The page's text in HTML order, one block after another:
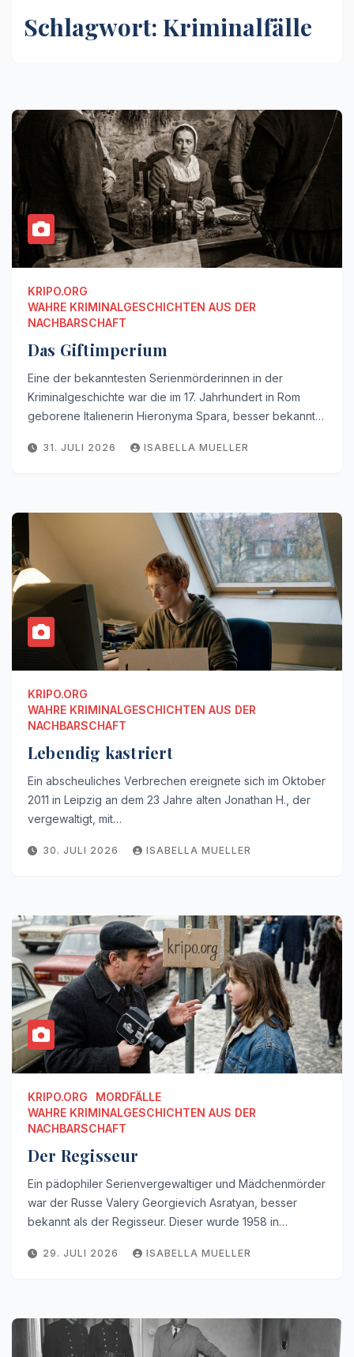
Schlagwort: Kriminalfälle
KRIPO.ORG
WAHRE KRIMINALGESCHICHTEN AUS DER
NACHBARSCHAFT
Das Giftimperium
Eine der bekanntesten Serienmörderinnen in der
Kriminalgeschichte war die im 17. Jahrhundert in Rom
geborene Italienerin Hieronyma Spara, besser bekannt…
31. JULI 2026 ISABELLA MUELLER
KRIPO.ORG
WAHRE KRIMINALGESCHICHTEN AUS DER
NACHBARSCHAFT
Lebendig kastriert
Ein abscheuliches Verbrechen ereignete sich im Oktober
2011 in Leipzig an dem 23 Jahre alten Jonathan H., der
vergewaltigt, mit…
30. JULI 2026 ISABELLA MUELLER
KRIPO.ORG
MORDFÄLLE
WAHRE KRIMINALGESCHICHTEN AUS DER
NACHBARSCHAFT
Der Regisseur
Ein pädophiler Serienvergewaltiger und Mädchenmörder
war der Russe Valery Georgievich Asratyan, besser
bekannt als der Regisseur. Dieser wurde 1958 in…
29. JULI 2026 ISABELLA MUELLER